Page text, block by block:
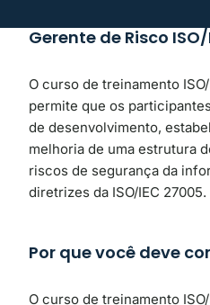
Gerente de Risco
O curso de treinamento
permite que os
de desenvolvimento,
melhoria de uma estrutura
riscos de segurança da
diretrizes da ISO/IEC 27005.
Por que você deve
O curso de treinamento